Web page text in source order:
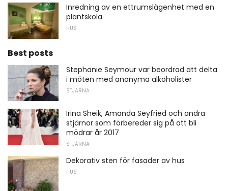
Inredning av en ettrumslägenhet med en
plantskola
HUS
Best posts
Stephanie Seymour var beordrad att delta
i möten med anonyma alkoholister
STJÄRNA
Irina Sheik, Amanda Seyfried och andra
stjärnor som förbereder sig på att bli
mödrar år 2017
STJÄRNA
Dekorativ sten för fasader av hus
HUS